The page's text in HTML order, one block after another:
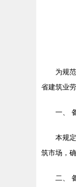
为规
省建筑业
一、
本规
筑市场，
二、